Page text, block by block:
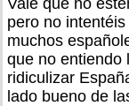
Vale que no
pero no
muchos
que no entiendo
ridiculizar
lado bueno de